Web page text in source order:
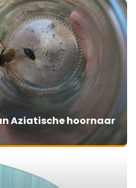
Aziatische hoornaar